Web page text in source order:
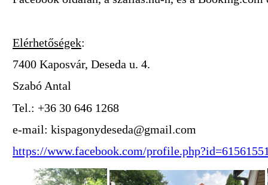
Elérhetőségek:
7400 Kaposvár, Deseda u. 4.
Szabó Antal
Tel.: +36 30 646 1268
e-mail: kispagonydeseda@gmail.com
https://www.facebook.com/